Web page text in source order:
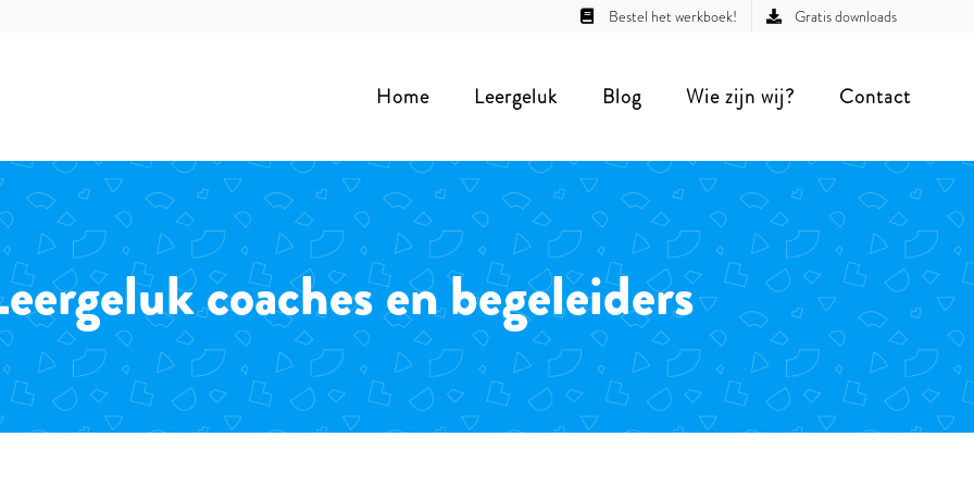
Bestel het werkboek! Gratis downloads
Home Leergeluk Blog Wie zijn wij? Contact
coaches en begeleiders